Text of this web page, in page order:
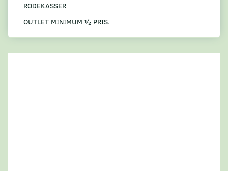
RODEKASSER
OUTLET MINIMUM ½ PRIS.